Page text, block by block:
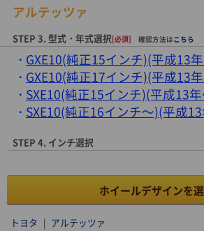
アルテッツァ
STEP 3. 型式・年式選択[必須] 確認方法はこちら
GXE10(純正15インチ)(平成13
GXE10(純正17インチ)(平成13
SXE10(純正15インチ)(平成13
SXE10(純正16インチ～)(平成
STEP 4. インチ選択
ホイールデザインを
トヨタ | アルテッツァ